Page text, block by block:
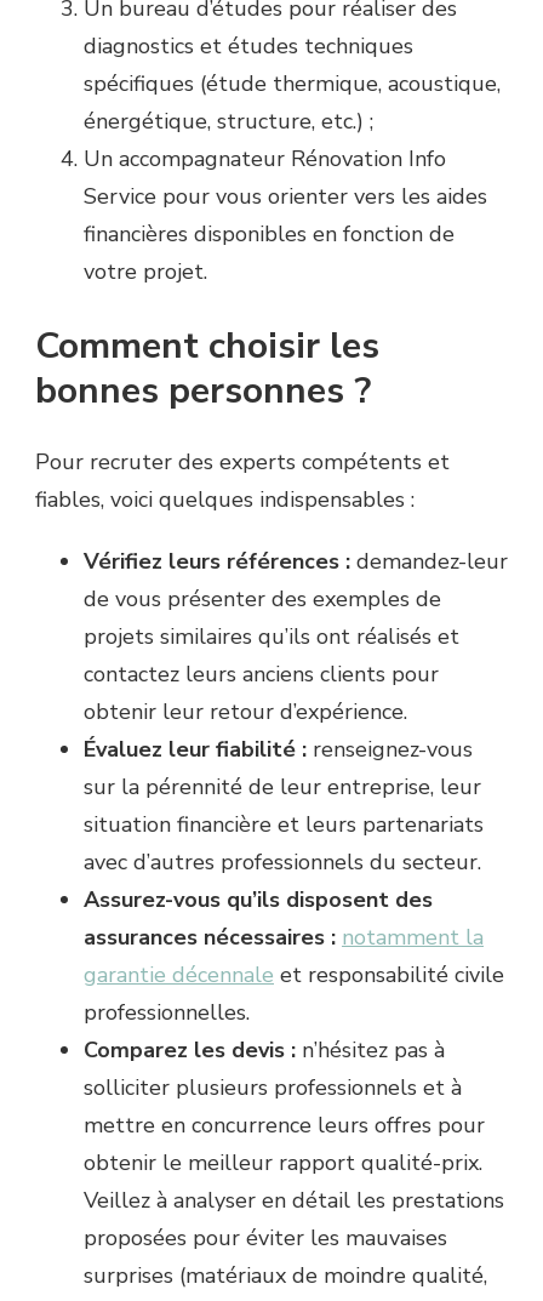
Un bureau d’études pour réaliser des
diagnostics et études techniques
spécifiques (étude thermique, acoustique,
énergétique, structure, etc.) ;
Un accompagnateur Rénovation Info
Service pour vous orienter vers les aides
financières disponibles en fonction de
votre projet.
Comment choisir les
bonnes personnes ?
Pour recruter des experts compétents et
fiables, voici quelques indispensables :
Vérifiez leurs références : demandez-leur
de vous présenter des exemples de
projets similaires qu’ils ont réalisés et
contactez leurs anciens clients pour
obtenir leur retour d’expérience.
Évaluez leur fiabilité : renseignez-vous
sur la pérennité de leur entreprise, leur
situation financière et leurs partenariats
avec d’autres professionnels du secteur.
Assurez-vous qu’ils disposent des
assurances nécessaires : notamment la
garantie décennale et responsabilité civile
professionnelles.
Comparez les devis : n’hésitez pas à
solliciter plusieurs professionnels et à
mettre en concurrence leurs offres pour
obtenir le meilleur rapport qualité-prix.
Veillez à analyser en détail les prestations
proposées pour éviter les mauvaises
surprises (matériaux de moindre qualité,